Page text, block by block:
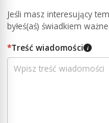
Jeśli masz interesujący
byłeś(aś) świadkiem
*Treść wiadomości i